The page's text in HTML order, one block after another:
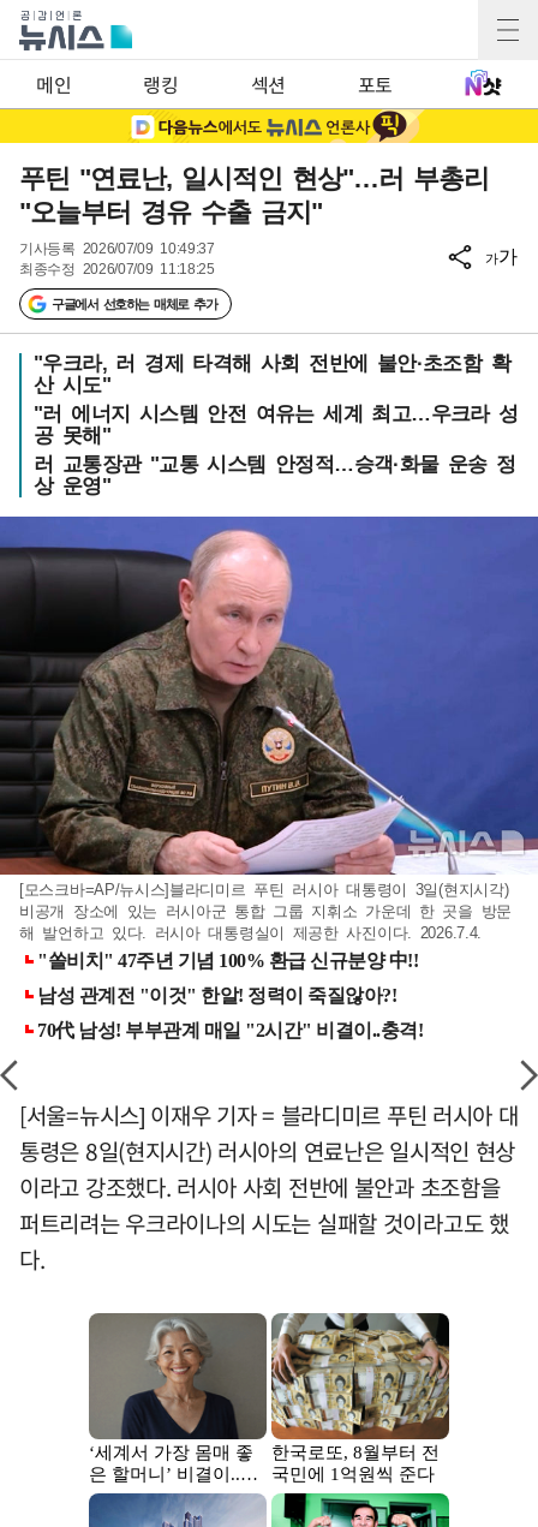
메인 랭킹 섹션 포토
푸틴 "연료난, 일시적인 현상"…러 부총리
"오늘부터 경유 수출 금지"
기사등록 2026/07/09 10:49:37
최종수정 2026/07/09 11:18:25
구글에서 선호하는 매체로 추가
가가
"우크라, 러 경제 타격해 사회 전반에 불안·초조함 확
산 시도"
"러 에너지 시스템 안전 여유는 세계 최고…우크라 성
공 못해"
러 교통장관 "교통 시스템 안정적…승객·화물 운송 정
상 운영"
[모스크바=AP/뉴시스]블라디미르 푸틴 러시아 대통령이 3일(현지시각)
비공개 장소에 있는 러시아군 통합 그룹 지휘소 가운데 한 곳을 방문
해 발언하고 있다. 러시아 대통령실이 제공한 사진이다. 2026.7.4.
[서울=뉴시스] 이재우 기자 = 블라디미르 푸틴 러시아 대
통령은 8일(현지시간) 러시아의 연료난은 일시적인 현상
이라고 강조했다. 러시아 사회 전반에 불안과 초조함을
퍼트리려는 우크라이나의 시도는 실패할 것이라고도 했
다.